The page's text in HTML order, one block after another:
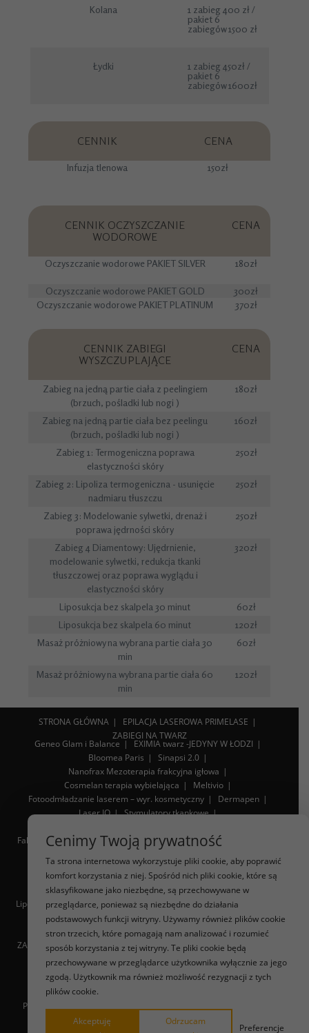
Kolana
1 zabieg 400 zł /
pakiet 6
zabiegów 1500 zł
Łydki
1 zabieg 450zł /
pakiet 6
zabiegów 1600zł
CENNIK CENA
Infuzja tlenowa 150zł
CENNIK OCZYSZCZANIE
WODOROWE
CENA
Oczyszczanie wodorowe PAKIET SILVER 180zł
Oczyszczanie wodorowe PAKIET GOLD
300zł
Oczyszczanie wodorowe PAKIET PLATINUM
370zł
CENNIK ZABIEGI
WYSZCZUPLAJĄCE
CENA
Zabieg na jedną partie ciała z peelingiem
(brzuch, pośladki lub nogi )
180zł
Zabieg na jedną partie ciała bez peelingu
(brzuch, pośladki lub nogi )
160zł
Zabieg 1: Termogeniczna poprawa
elastyczności skóry
250zł
Zabieg 2: Lipoliza termogeniczna - usunięcie
nadmiaru tłuszczu
250zł
Zabieg 3: Modelowanie sylwetki, drenaż i
poprawa jędrności skóry
250zł
Zabieg 4 Diamentowy: Ujędrnienie,
modelowanie sylwetki, redukcja tkanki
tłuszczowej oraz poprawa wyglądu i
elastyczności skóry
320zł
Liposukcja bez skalpela 30 minut
60zł
Liposukcja bez skalpela 60 minut
120zł
Masaż próżniowy na wybrana partie ciała 30
min
60zł
Masaż próżniowy na wybrana partie ciała 60
min
120zł
STRONA GŁÓWNA
EPILACJA LASEROWA PRIMELASE
ZABIEGI NA TWARZ
Geneo Glam i Balance
EXIMIA twarz -JEDYNY W ŁODZI
Bloomea Paris
Sinapsi 2.0
Nanofrax Mezoterapia frakcyjna igłowa
Cosmelan terapia wybielająca
Meltivio
Fotoodmładzanie laserem – wyr. kosmetyczny
Dermapen
Laser IQ
Stymulatory tkankowe
Fala uderzeniowa STORZ
RF Mikroigłowa Infinite
WYSZCZUPLANIE SYLWETKI
Liposukcja
Innari sylwetka, zmniejszenie cellulitu
Lipoliza iniekcyjna
Sauna karbonowa
Fala uderzeniowa Storz
Eximia – jedyny w Łodzi
ZABIEGI NA SKÓRĘ GŁOWY Masaż głowy Mezoterapia skóry głowy
USUWANIE WŁÓKNIAKÓW SŁOWNIK
SPA MASAŻE
PIELĘGNACJA W SEZONACH
PIELĘGNACKA SKÓRY NACZYNKOWEJ
VOUCHER
BLOG
KONTAKT
Cenimy Twoją prywatność
Ta strona internetowa wykorzystuje pliki cookie, aby poprawić
komfort korzystania z niej. Spośród nich pliki cookie, które są
sklasyfikowane jako niezbędne, są przechowywane w
przeglądarce, ponieważ są niezbędne do działania
podstawowych funkcji witryny. Używamy również plików cookie
stron trzecich, które pomagają nam analizować i rozumieć
sposób korzystania z tej witryny. Te pliki cookie będą
przechowywane w przeglądarce użytkownika wyłącznie za jego
zgodą. Użytkownik ma również możliwość rezygnacji z tych
plików cookie.
Akceptuję
Odrzucam
Preferencje